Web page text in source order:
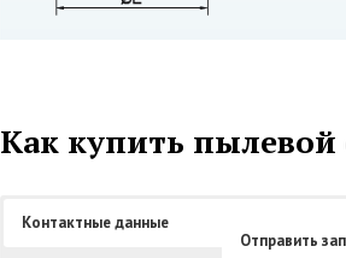
Как купить пылевой
Контактные данные
Отправить